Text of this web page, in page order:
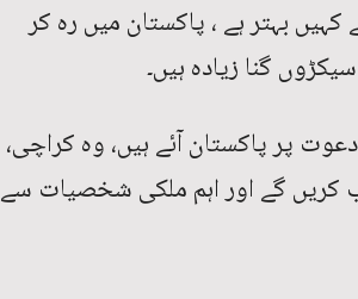
کہیں بہتر ہے ، پاکستان میں رہ کر
گنا زیادہ ہیں۔
پر پاکستان آئے ہیں، وہ کراچی،
کریں گے اور اہم ملکی شخصیات سے